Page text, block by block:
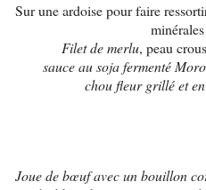
Sur une ardoise pour faire
Filet de merlu, peau
sauce au soja fermenté
chou fleur grillé et
Joue de bœuf avec un bouillon